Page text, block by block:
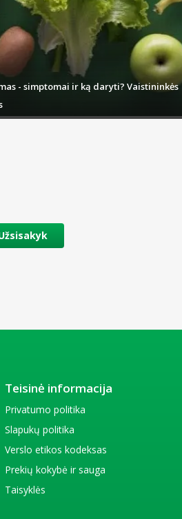
- simptomai ir ką daryti? Vaistininkės
Teisinė informacija
Privatumo politika
Slapukų politika
Verslo etikos kodeksas
Prekių kokybė ir sauga
Taisyklės